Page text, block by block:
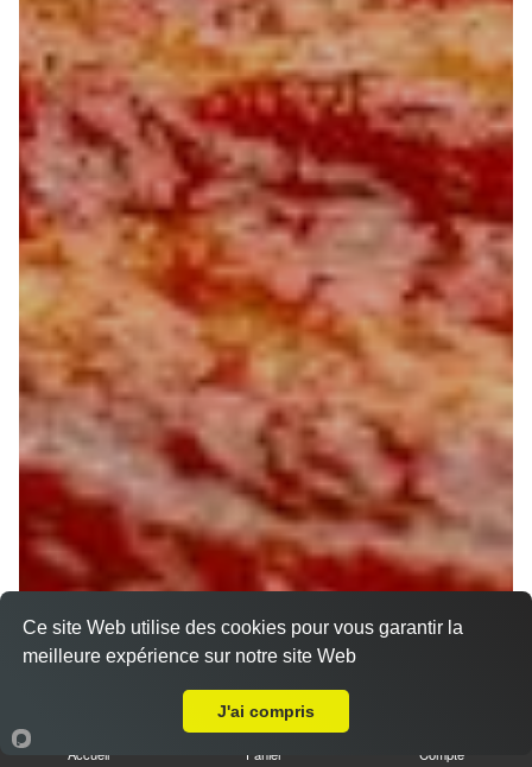
Accueil Panier Compte
Ce site Web utilise des cookies pour vous garantir la
meilleure expérience sur notre site Web
J'ai compris